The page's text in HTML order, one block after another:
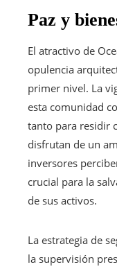
Paz y
El atractivo de
opulencia
primer nivel. La
esta comunidad
tanto para residir
disfrutan de un
inversores
crucial para la
de sus activos.
La estrategia de
la supervisión